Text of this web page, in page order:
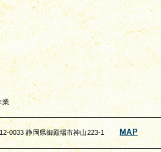
業
0033 静岡県御殿場市神山223-1 MAP